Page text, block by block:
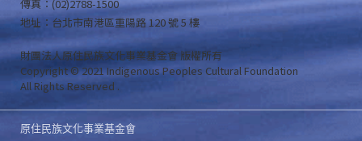
傳真：(02)2788-1500
地址：台北市南港區重陽路 120 號 5 樓
財團法人原住民族文化事業基金會 版權所有
Copyright © 2021 Indigenous Peoples Cultural Foundation
All Rights Reserved .
原住民族文化事業基金會